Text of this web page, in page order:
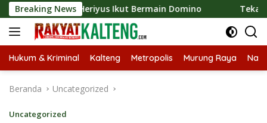
Langsung
ke
konten
Breaking News
Bupati Heriyus Ikut Bermain Domino Tekan Stunting,
Hukum & Kriminal Kalteng Metropolis Murung Raya
Beranda Uncategorized
Uncategorized